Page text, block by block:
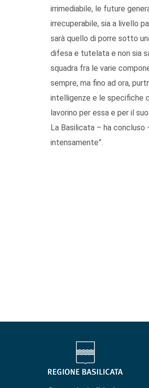
irrimediabile, le future
irrecuperabile, sia a livello
sarà quello di porre sotto
difesa e tutelata e non sia
squadra fra le varie
sempre, ma fino ad ora,
intelligenze e le specifiche
lavorino per essa e per il
La Basilicata – ha
intensamente”.